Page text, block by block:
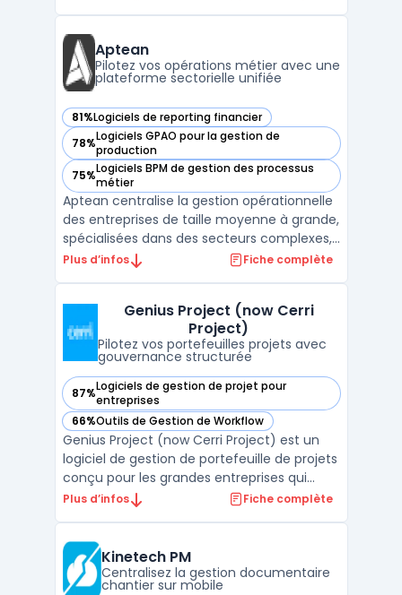
centraliser leurs budgets, aligner les ress ...
Aptean
Pilotez vos opérations métier avec une
plateforme sectorielle unifiée
81%Logiciels de reporting financier
— voir Aptean dans cette catégorie
78%Logiciels GPAO pour la gestion de
production
— voir Aptean dans cette catégorie
75%Logiciels BPM de gestion des processus
métier
— voir Aptean dans cette catégorie
Aptean centralise la gestion opérationnelle
des entreprises de taille moyenne à grande,
spécialisées dans des secteurs complexes,
en connectant la plateforme logicielle
organisations confrontées à la
multiplication d ...
Plus d’infos Fiche complète
Genius Project (now Cerri
Project)
Pilotez vos portefeuilles projets avec
gouvernance structurée
87%Logiciels de gestion de projet pour
entreprises
— voir Genius Project (now Cerri Project) dans cette
66%Outils de Gestion de Workflow
— voir Genius Project (now Cerri Project) dans cette
Genius Project (now Cerri Project) est un
logiciel de gestion de portefeuille de projets
conçu pour les grandes entreprises qui
gèrent des environnements complexes et
planification des ressources et la maîtrise
budgétai ...
Plus d’infos Fiche complète
Kinetech PM
Centralisez la gestion documentaire
chantier sur mobile